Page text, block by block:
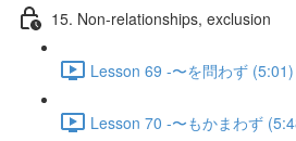
15. Non-relationships, exclusion
Lesson 69 -〜を問わず (5:01)
Lesson 70 -〜もかまわず